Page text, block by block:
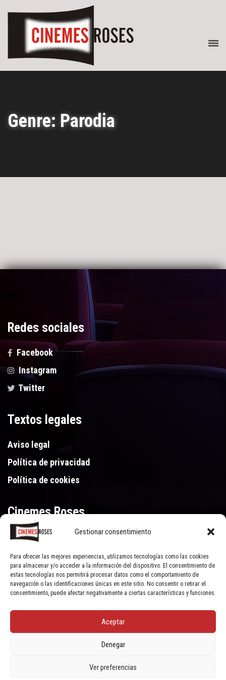
Gestionar consentimiento
Para ofrecer las mejores experiencias, utilizamos tecnologías como las cookies
para almacenar y/o acceder a la información del dispositivo. El consentimiento de
estas tecnologías nos permitirá procesar datos como el comportamiento de
navegación o las identificaciones únicas en este sitio. No consentir o retirar el
consentimiento, puede afectar negativamente a ciertas características y funciones.
Aceptar
Denegar
Ver preferencias
Genre: Parodia
Redes sociales
Facebook
Instagram
Twitter
Textos legales
Aviso legal
Política de privacidad
Política de cookies
Cinemes Roses
Gran Via de Pau Casals 250, 17480 Roses (Girona)
972 15 46 46
© Cinemes Roses - 2022, all rights reserved | Powered by